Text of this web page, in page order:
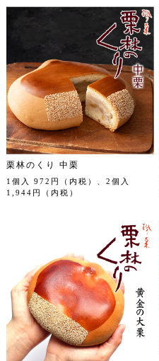
栗林のくり 中栗
1個入 972円（内税）、2個入
1,944円（内税）